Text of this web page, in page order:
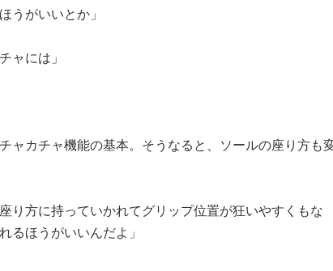
うがいいとか」
ャには」
ャカチャ機能の基本。そうなると、ソールの座り方も
り方に持っていかれてグリップ位置が狂いやすくもな
るほうがいいんだよ」